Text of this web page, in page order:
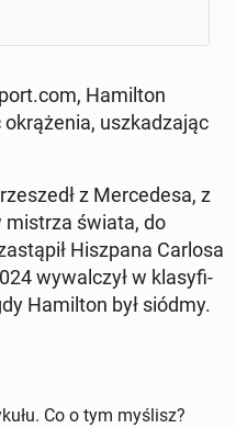
Ha­mil­ton
okrą­że­nia, uszka­dza­jąc
z Mer­ce­de­sa, z
mistrza świata, do
Hisz­pa­na Carlosa
wy­wal­czył w kla­sy­fi­
Ha­mil­ton był siódmy.
Co o tym myślisz?